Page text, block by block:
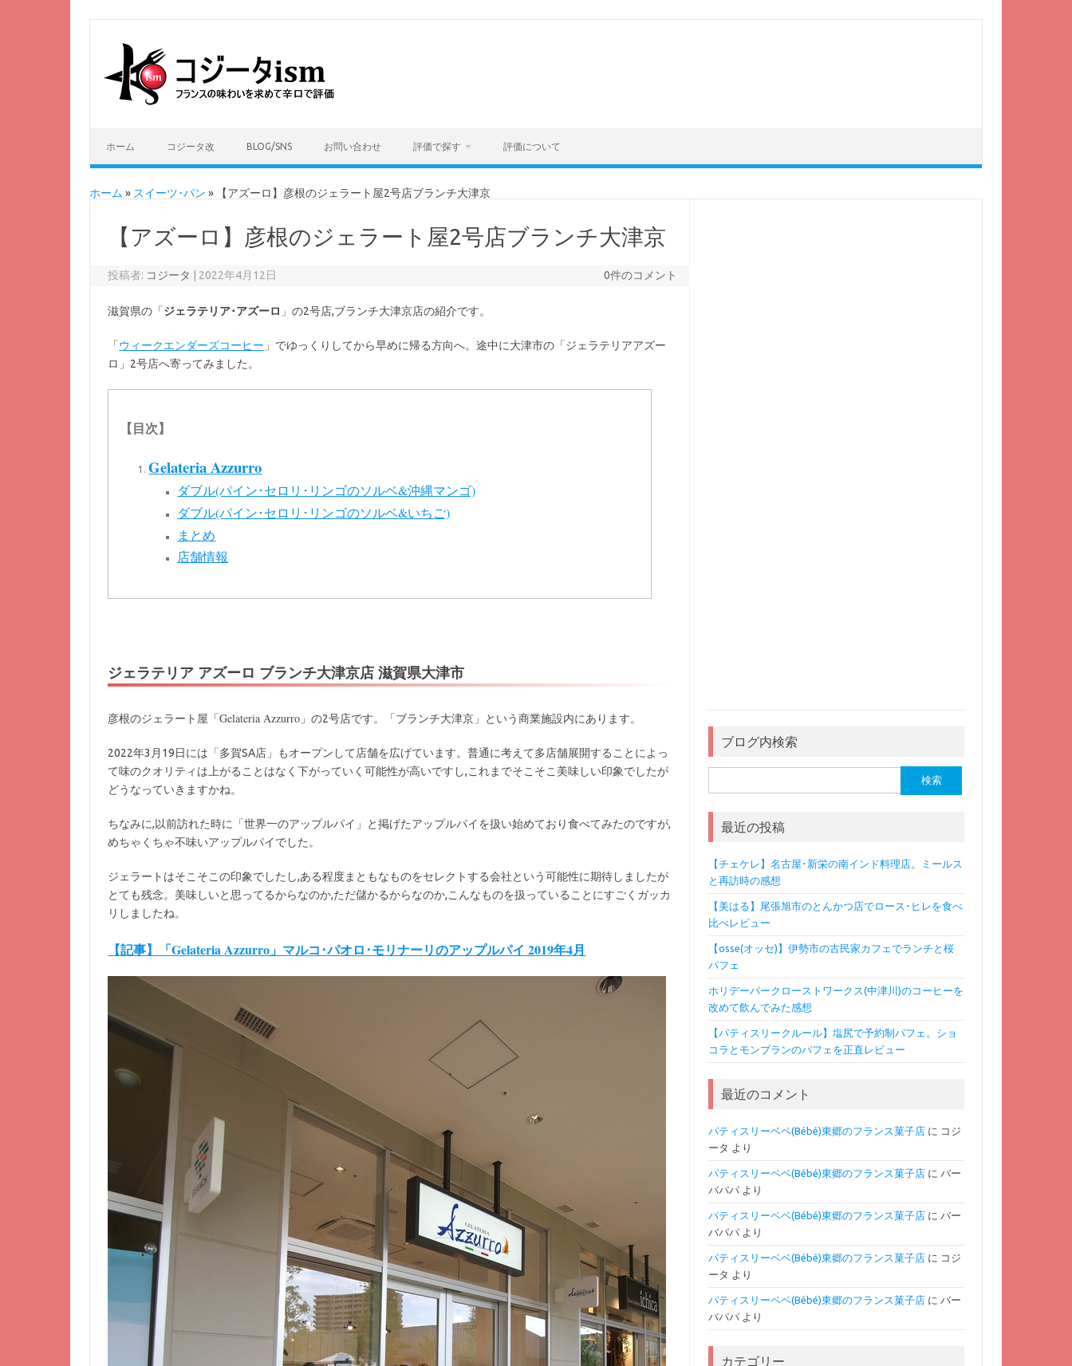
ホーム コジータ改 BLOG/SNS お問い合わせ 評価で探す 評価について
ホーム » スイーツ･パン » 【アズーロ】彦根のジェラート屋2号店ブランチ大津京
【アズーロ】彦根のジェラート屋2号店ブランチ大津京
投稿者: コジータ 2022年4月12日 0件のコメント
滋賀県の「ジェラテリア･アズーロ 」の2号店,ブランチ大津京店の紹介です。
「ウィークエンダーズコーヒー 」でゆっくりしてから早めに帰る方向へ。途中に大津市の「ジェラテリアアズー
ロ」2号店へ寄ってみました。
【目次】
Gelateria Azzurro
ダブル(パイン･セロリ･リンゴのソルベ&沖縄マンゴ)
ダブル(パイン･セロリ･リンゴのソルベ&いちご)
まとめ
店舗情報
ジェラテリア アズーロ ブランチ大津京店 滋賀県大津市
彦根のジェラート屋「Gelateria Azzurro 」の2号店です。「ブランチ大津京」という商業施設内にあります。
2022年3月19日には「多賀SA店」もオープンして店舗を広げています。普通に考えて多店舗展開することによっ
て味のクオリティは上がることはなく下がっていく可能性が高いですし,これまでそこそこ美味しい印象でしたが
どうなっていきますかね。
ちなみに,以前訪れた時に「世界一のアップルパイ」と掲げたアップルパイを扱い始めており食べてみたのですが,
めちゃくちゃ不味いアップルパイでした。
ジェラートはそこそこの印象でしたし,ある程度まともなものをセレクトする会社という可能性に期待しましたが
とても残念。美味しいと思ってるからなのか,ただ儲かるからなのか,こんなものを扱っていることにすごくガッカ
リしましたね。
【記事】「Gelateria Azzurro」マルコ･パオロ･モリナーリのアップルパイ 2019年4月
ブログ内検索
索:
最近の投稿
【チェケレ】名古屋･新栄の南インド料理店。ミールス
と再訪時の感想
【美はる】尾張旭市のとんかつ店でロース･ヒレを食べ
比べレビュー
【osse(オッセ)】伊勢市の古民家カフェでランチと桜
パフェ
ホリデーパークローストワークス(中津川)のコーヒーを
改めて飲んでみた感想
【パティスリークルール】塩尻で予約制パフェ。ショ
コラとモンブランのパフェを正直レビュー
最近のコメント
パティスリーベベ(Bébé)東郷のフランス菓子店に コジ
ータ より
パティスリーベベ(Bébé)東郷のフランス菓子店に バー
バパパより
パティスリーベベ(Bébé)東郷のフランス菓子店に バー
バパパより
パティスリーベベ(Bébé)東郷のフランス菓子店に コジ
ータ より
パティスリーベベ(Bébé)東郷のフランス菓子店に バー
バパパより
カテゴリー